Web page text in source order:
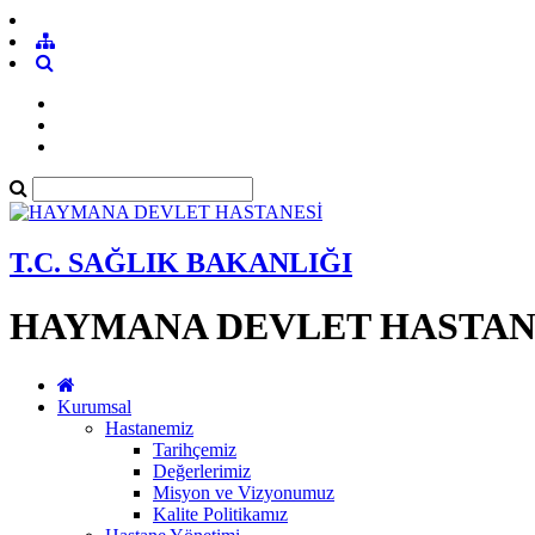
T.C. SAĞLIK BAKANLIĞI
HAYMANA DEVLET
Kurumsal
Hastanemiz
Tarihçemiz
Değerlerimiz
Misyon ve Vizyonumuz
Kalite Politikamız